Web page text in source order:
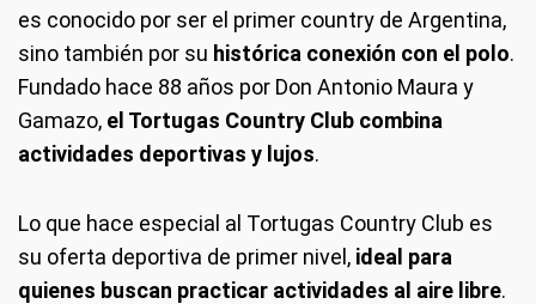
es conocido por ser el primer country de Argentina,
sino también por su histórica conexión con el polo.
Fundado hace 88 años por Don Antonio Maura y
Gamazo, el Tortugas Country Club combina
actividades deportivas y lujos.
Lo que hace especial al Tortugas Country Club es
su oferta deportiva de primer nivel, ideal para
quienes buscan practicar actividades al aire libre.